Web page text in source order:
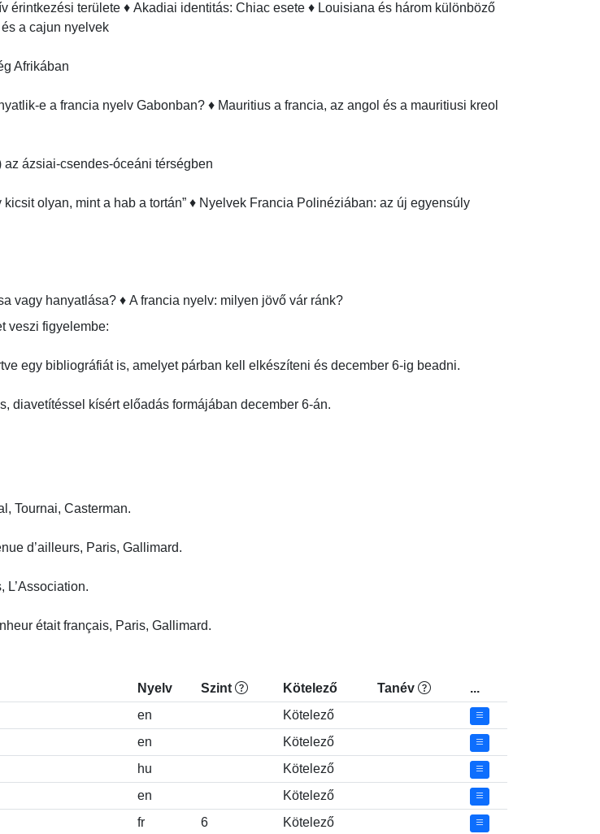
érintkezési területe ♦ Akadiai identitás: Chiac esete ♦ Louisiana és három különböző
a cajun nyelvek
Afrikában
e a francia nyelv Gabonban? ♦ Mauritius a francia, az angol és a mauritiusi kreol
ázsiai-csendes-óceáni térségben
olyan, mint a hab a tortán” ♦ Nyelvek Francia Polinéziában: az új egyensúly
vagy hanyatlása? ♦ A francia nyelv: milyen jövő vár ránk?
veszi figyelembe:
egy bibliográfiát is, amelyet párban kell elkészíteni és december 6-ig beadni.
diavetítéssel kísért előadás formájában december 6-án.
Tournai, Casterman.
d’ailleurs, Paris, Gallimard.
L’Association.
était français, Paris, Gallimard.
Nyelv Szint Kötelező Tanév
...
en
Kötelező
en
Kötelező
hu
Kötelező
en
Kötelező
fr 6 Kötelező